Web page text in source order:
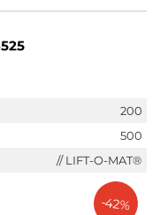
200
500
// LIFT-O-MAT®
-42%